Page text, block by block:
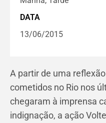
A partir de uma
cometidos no Rio nos
chegaram à imprensa
indignação, a ação
DATA
13/06/2015